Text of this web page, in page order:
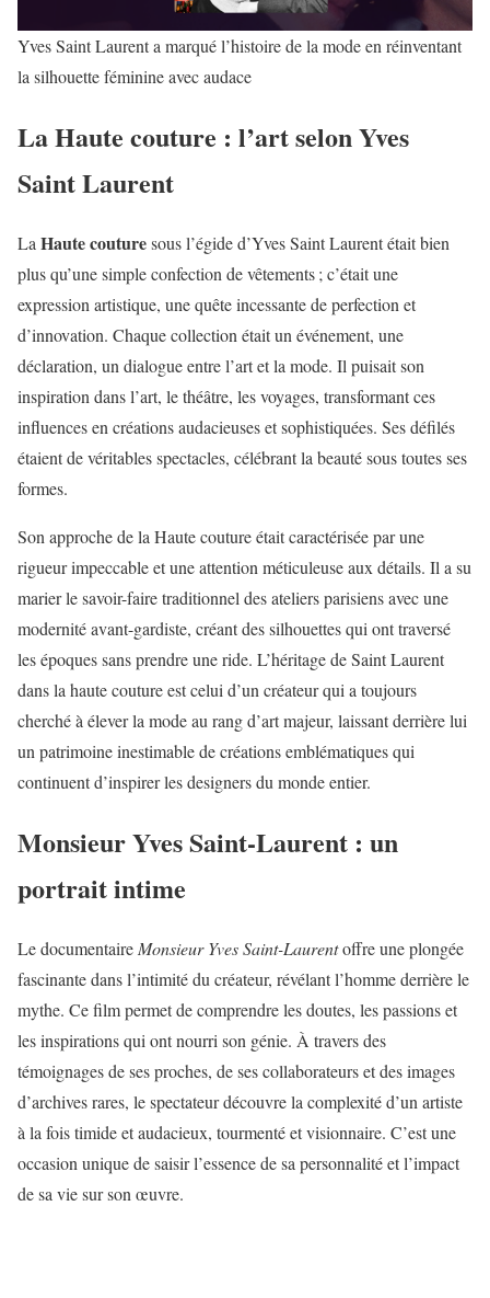
Yves Saint Laurent a marqué l’histoire de la mode en réinventant
la silhouette féminine avec audace
La Haute couture : l’art selon Yves
Saint Laurent
La Haute couturesous l’égide d’Yves Saint Laurent était bien
plus qu’une simple confection de vêtements ; c’était une
expression artistique, une quête incessante de perfection et
d’innovation. Chaque collection était un événement, une
déclaration, un dialogue entre l’art et la mode. Il puisait son
inspiration dans l’art, le théâtre, les voyages, transformant ces
influences en créations audacieuses et sophistiquées. Ses défilés
étaient de véritables spectacles, célébrant la beauté sous toutes ses
formes.
Son approche de la Haute couture était caractérisée par une
rigueur impeccable et une attention méticuleuse aux détails. Il a su
marier le savoir-faire traditionnel des ateliers parisiens avec une
modernité avant-gardiste, créant des silhouettes qui ont traversé
les époques sans prendre une ride. L’héritage de Saint Laurent
dans la haute couture est celui d’un créateur qui a toujours
cherché à élever la mode au rang d’art majeur, laissant derrière lui
un patrimoine inestimable de créations emblématiques qui
continuent d’inspirer les designers du monde entier.
Monsieur Yves Saint-Laurent : un
portrait intime
Le documentaire Monsieur Yves Saint-Laurentoffre une plongée
fascinante dans l’intimité du créateur, révélant l’homme derrière le
mythe. Ce film permet de comprendre les doutes, les passions et
les inspirations qui ont nourri son génie. À travers des
témoignages de ses proches, de ses collaborateurs et des images
d’archives rares, le spectateur découvre la complexité d’un artiste
à la fois timide et audacieux, tourmenté et visionnaire. C’est une
occasion unique de saisir l’essence de sa personnalité et l’impact
de sa vie sur son œuvre.